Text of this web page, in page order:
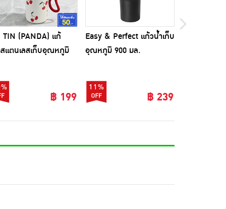
TIN (PANDA) แก้
แตนเลสเก็บอุณหภูมิ
฿ 199
Easy & Perfect แก้วน้ำเก็บ
อุณหภูมิ 900 มล.
11%
฿ 239